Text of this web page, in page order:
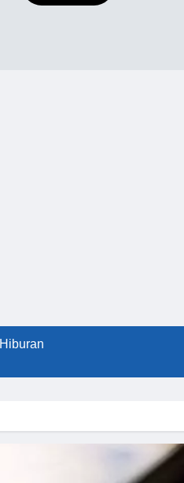
Hiburan